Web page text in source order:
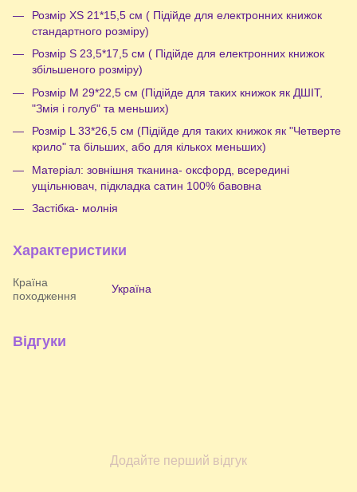
Розмір XS 21*15,5 см ( Підійде для електронних книжок
стандартного розміру)
Розмір S 23,5*17,5 см ( Підійде для електронних книжок
збільшеного розміру)
Розмір М 29*22,5 см (Підійде для таких книжок як ДШІТ,
"Змія і голуб" та меньших)
Розмір L 33*26,5 см (Підійде для таких книжок як "Четверте
крило" та більших, або для кількох меньших)
Матеріал: зовнішня тканина- оксфорд, всередині
ущільнювач, підкладка сатин 100% бавовна
Застібка- молнія
Характеристики
Країна
походження
Україна
Відгуки
Додайте перший відгук